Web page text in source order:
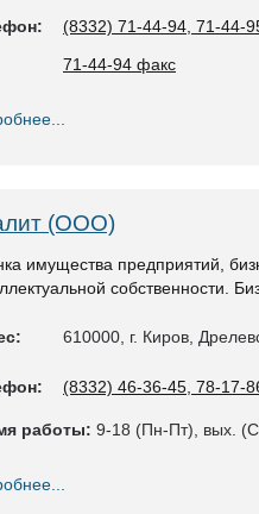
(8332) 71-44-94, 71-44-
71-44-94 факс
(ООО)
имущества предприятий,
собственности.
610000, г. Киров,
(8332) 46-36-45, 78-17-
работы: 9-18 (Пн-Пт), вых.